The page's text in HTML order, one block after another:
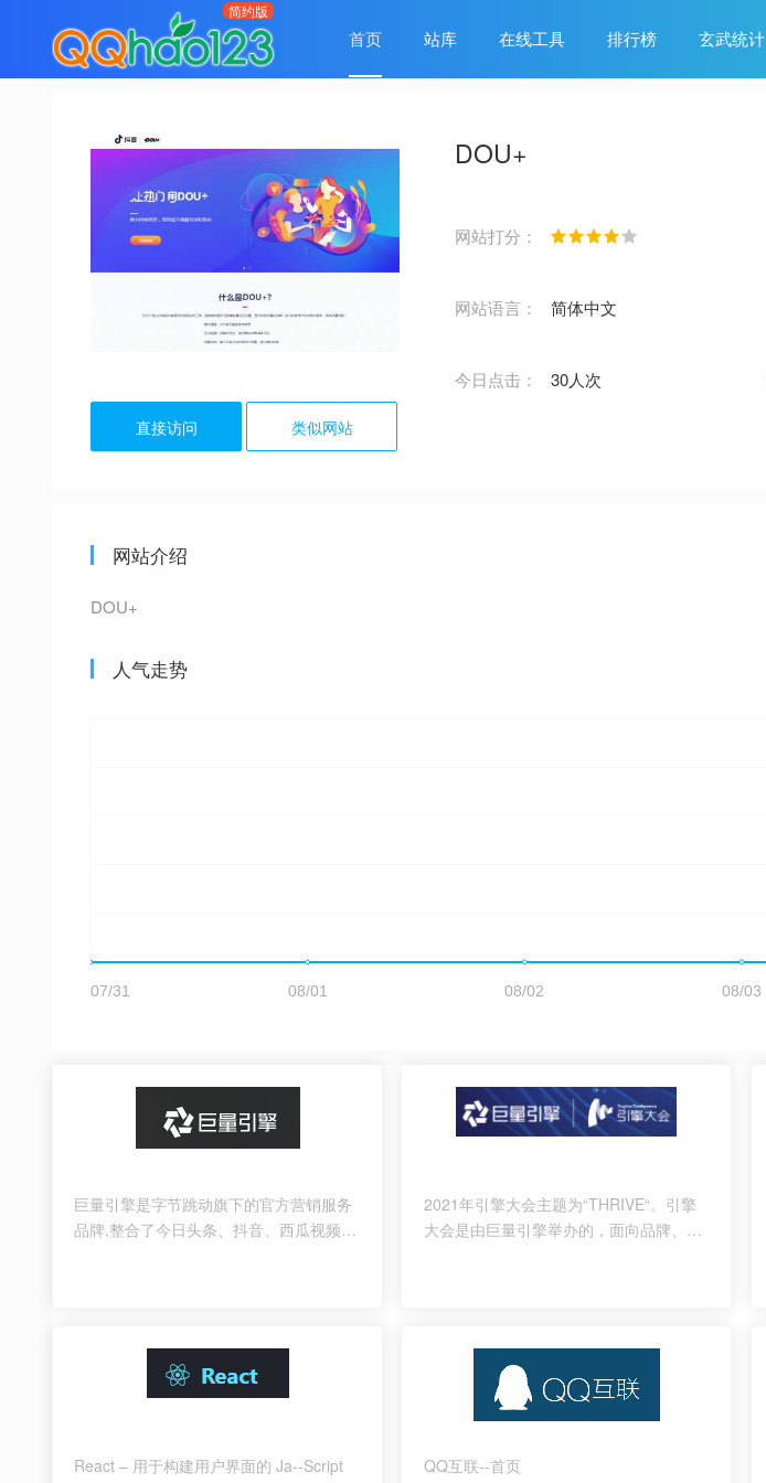
首页 站库 在线工具 排行榜 玄武统计
直接访问 类似网站
DOU+
网站打分：
网站语言： 简体中文
今日点击： 30人次
网站介绍
DOU+
人气走势
巨量引擎是字节跳动旗下的官方营销服务
品牌,整合了今日头条、抖音、西瓜视频等
2021年引擎大会主题为“THRIVE“。引擎
大会是由巨量引擎举办的，面向品牌、广
React – 用于构建用户界面的 Ja--Script
QQ互联--首页